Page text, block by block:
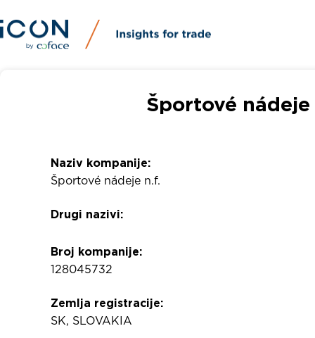
Športové
Naziv kompanije:
Športové nádeje n.f.
Drugi nazivi:
Broj kompanije:
128045732
Zemlja registracije:
SK, SLOVAKIA